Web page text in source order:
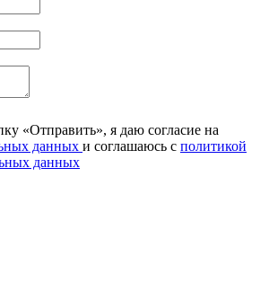
«Отправить», я даю согласие на
данных и соглашаюсь с политикой
данных